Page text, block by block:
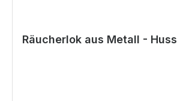
Räucherlok aus Metall - Huss